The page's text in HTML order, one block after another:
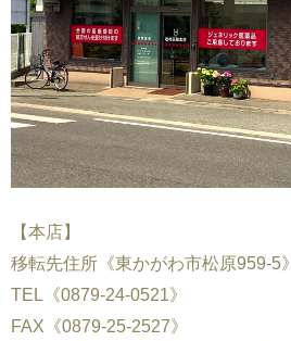
【本店】
移転先住所《東かがわ市松原959-5》
TEL《0879-24-0521》
FAX《0879-25-2527》